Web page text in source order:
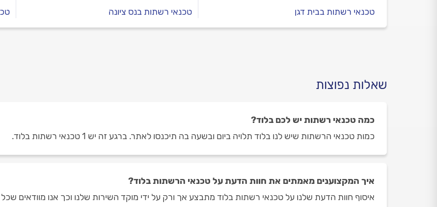
טכנאי רשתות בבית דגן
טכנאי רשתות בנס ציונה
שאלות נפוצות
כמה טכנאי רשתות יש לכם בלוד?
כמות טכנאי הרשתות שיש לנו בלוד תלויה ביום ובשעה בה תיכנסו לאתר. ברגע זה יש 1 טכנאי רשתות בלוד.
איך המקצוענים מאמתים את חוות הדעת על טכנאי הרשתות בלוד?
איסוף חוות הדעת שלנו על טכנאי רשתות בלוד מתבצע אך ורק על ידי מוקד השירות שלנו וכך אנו מוודאים